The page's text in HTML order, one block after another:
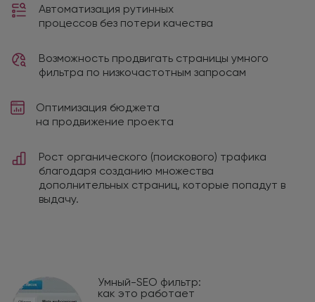
Автоматизация рутинных
процессов без потери качества
Возможность продвигать страницы умного
фильтра по низкочастотным запросам
Оптимизация бюджета
на продвижение проекта
Рост органического (поискового) трафика
благодаря созданию множества
дополнительных страниц, которые попадут в
выдачу.
Умный-SEO фильтр:
как это работает